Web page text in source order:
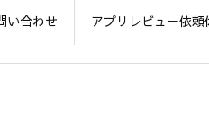
い合わせ アプリレビュー依頼